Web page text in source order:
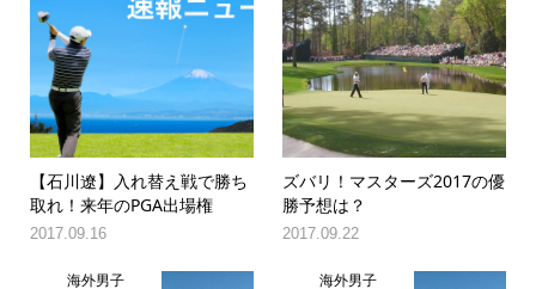
【石川遼】入れ替え戦で勝ち
取れ！来年のPGA出場権
2017.09.16
ズバリ！マスターズ2017の優
勝予想は？
2017.09.22
海外男子 海外男子